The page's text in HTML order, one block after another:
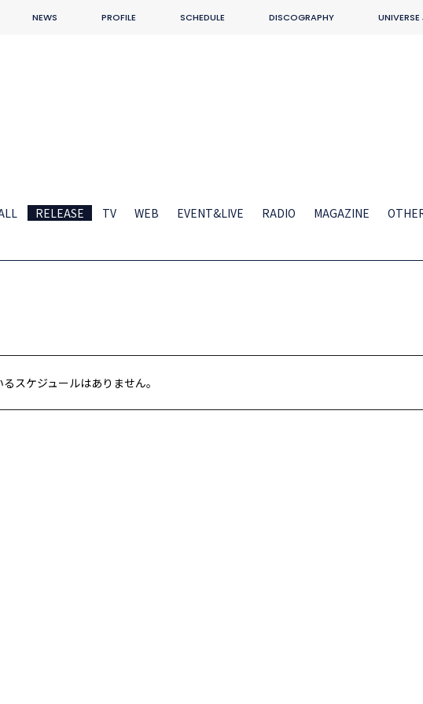
NEWS PROFILE SCHEDULE DISCOGRAPHY
RELEASE TV WEB EVENT&LIVE RADIO MAGAZINE
スケジュールはありません。